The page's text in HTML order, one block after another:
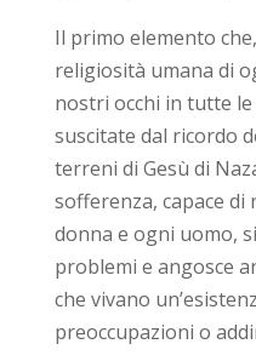
Il primo elemento
religiosità umana di
nostri occhi in tutte
suscitate dal ricordo
terreni di Gesù di
sofferenza, capace
donna e ogni uomo,
problemi e angosce
che vivano
preoccupazioni o